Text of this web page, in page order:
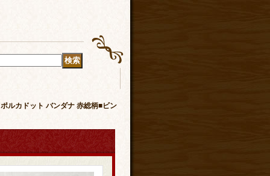
ルカドット バンダナ 赤総柄■ビン